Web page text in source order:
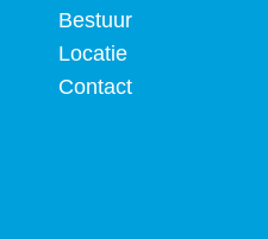
Bestuur
Locatie
Contact